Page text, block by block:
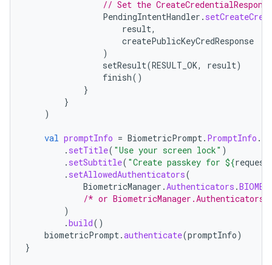
// Set the
PendingIntentHandler .
result,
createPublicKeyCredResponse
)
setResult(RESULT_OK, result)
finish()
}
}
)
val promptInfo = BiometricPrompt. PromptInfo .
. setTitle( "Use your screen lock" )
. setSubtitle( "Create passkey for ${request
. setAllowedAuthenticators(
BiometricManager .Authenticators .
/* or
)
.build()
biometricPrompt.authenticate(promptInfo)
}